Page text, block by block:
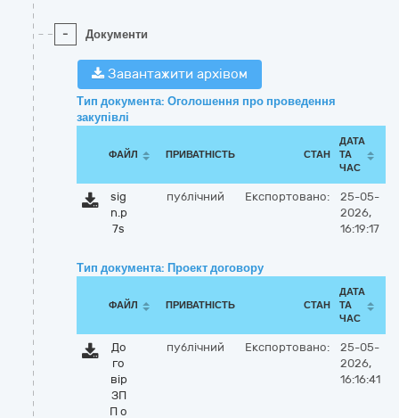
- Документи
Завантажити архівом
Тип документа: Оголошення про проведення
закупівлі
ФАЙЛ ПРИВАТНІСТЬ СТАН
ДАТА
ТА
ЧАС
sig
n.p
7s
публічний Експортовано:
25-05-
2026,
16:19:17
Тип документа: Проект договору
ФАЙЛ ПРИВАТНІСТЬ СТАН
ДАТА
ТА
ЧАС
До
го
вір
ЗП
П о
публічний Експортовано:
25-05-
2026,
16:16:41